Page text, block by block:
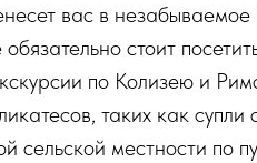
вас в незабываемое
стоит
по Колизею и
таких как
местности по